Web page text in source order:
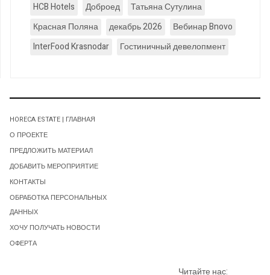
HCB Hotels
Доброед
Татьяна Сутулина
Красная Поляна
декабрь 2026
Вебинар Bnovo
InterFood Krasnodar
Гостиничный девелопмент
HORECA ESTATE | ГЛАВНАЯ
О ПРОЕКТЕ
ПРЕДЛОЖИТЬ МАТЕРИАЛ
ДОБАВИТЬ МЕРОПРИЯТИЕ
КОНТАКТЫ
ОБРАБОТКА ПЕРСОНАЛЬНЫХ
ДАННЫХ
ХОЧУ ПОЛУЧАТЬ НОВОСТИ
ОФЕРТА
Читайте нас: